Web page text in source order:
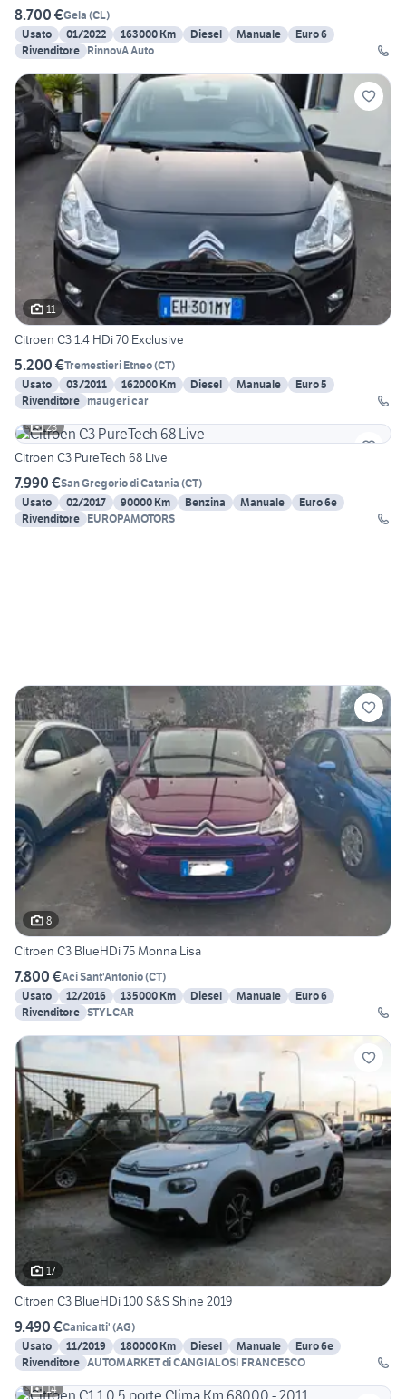
8.700 €Gela (CL)
Usato
01/2022 163000 Km Diesel Manuale
Euro 6
Rivenditore RinnovA Auto
11
Citroen C3 1.4 HDi 70 Exclusive
5.200 €Tremestieri Etneo(CT)
Usato
03/2011 162000 Km Diesel Manuale
Euro 5
Rivenditore maugeri car
23
Citroen C3 PureTech 68 Live
7.990 €San Gregorio di Catania (CT)
Usato
02/2017 90000 Km Benzina Manuale
Euro 6e
Rivenditore EUROPAMOTORS
8
Citroen C3 BlueHDi 75 Monna Lisa
7.800 €Aci Sant'Antonio(CT)
Usato
12/2016 135000 Km Diesel Manuale
Euro 6
Rivenditore STYLCAR
17
Citroen C3 BlueHDi 100 S&S Shine 2019
9.490 €Canicatti' (AG)
Usato
11/2019 180000 Km Diesel Manuale
Euro 6e
Rivenditore AUTOMARKET di CANGIALOSI FRANCESCO
14